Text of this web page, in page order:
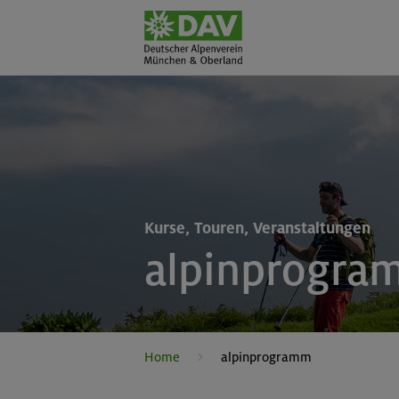
Kurse, Touren, Veranstaltungen
Home alpinprogramm